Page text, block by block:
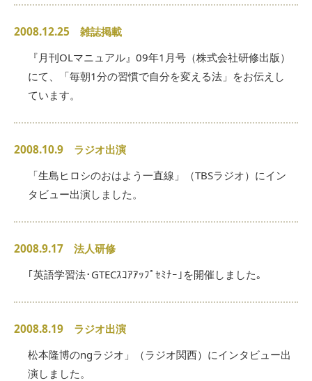
2008.12.25 雑誌掲載
『月刊OLマニュアル』09年1月号（株式会社研修出版）
にて、「毎朝1分の習慣で自分を変える法」をお伝えし
ています。
2008.10.9 ラジオ出演
「生島ヒロシのおはよう一直線」（TBSラジオ）にイン
タビュー出演しました。
2008.9.17 法人研修
｢英語学習法･GTECｽｺｱｱｯﾌﾟｾﾐﾅｰ｣を開催しました｡
2008.8.19 ラジオ出演
松本隆博のngラジオ」（ラジオ関西）にインタビュー出
演しました。